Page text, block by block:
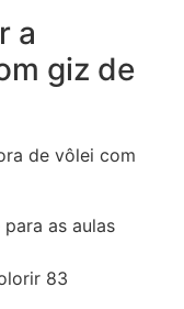
a
giz de
de vôlei com
83